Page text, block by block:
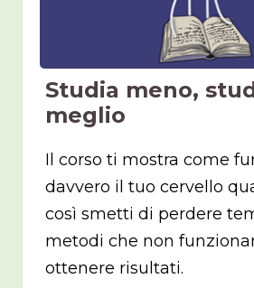
Studia meno,
meglio
Il corso ti mostra come
davvero il tuo cervello
così smetti di perdere
metodi che non
ottenere risultati.